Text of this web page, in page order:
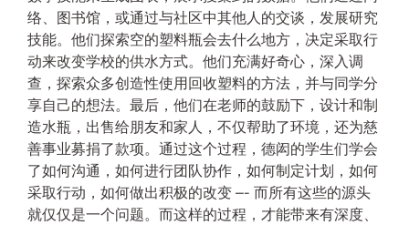
络、图书馆，或通过与社区中其他人的交谈，发展研究
技能。他们探索空的塑料瓶会去什么地方，决定采取行
动来改变学校的供水方式。他们充满好奇心，深入调
查，探索众多创造性使用回收塑料的方法，并与同学分
享自己的想法。最后，他们在老师的鼓励下，设计和制
造水瓶，出售给朋友和家人，不仅帮助了环境，还为慈
善事业募捐了款项。通过这个过程，德闳的学生们学会
了如何沟通，如何进行团队协作，如何制定计划，如何
采取行动，如何做出积极的改变 –- 而所有这些的源头
就仅仅是一个问题。而这样的过程，才能带来有深度、